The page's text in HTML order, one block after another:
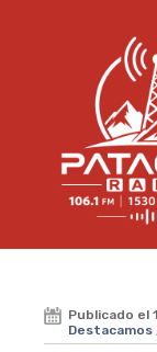
Publicado el
Destacamos